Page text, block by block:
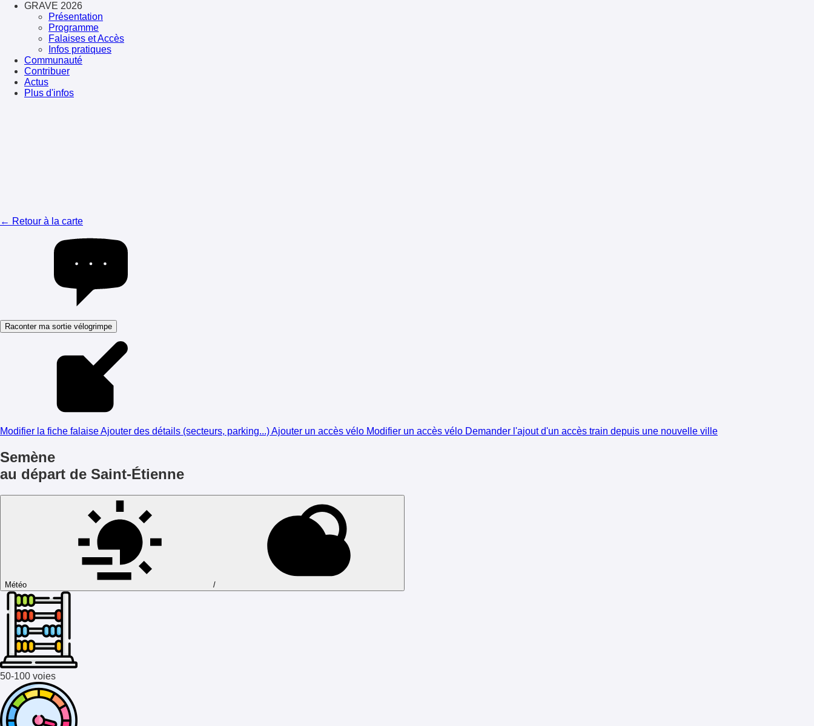
GRAVE 2026
Présentation
Programme
Falaises et Accès
Infos pratiques
Communauté
Contribuer
Actus
Plus d'infos
← Retour à la carte
Raconter ma sortie vélogrimpe
Modifier la fiche falaiseAjouter des détails (secteurs, parking...)Ajouter un accès vélo Modifier un accès vélo Demander l'ajout d'un accès train depuis une nouvelle ville
Semène
au départ de Saint-Étienne
Météo /
50-100 voies